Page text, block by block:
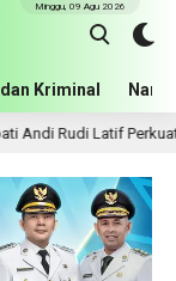
Kriminal
Minggu, 09 Agu 2026
Rudi Latif Perkuat